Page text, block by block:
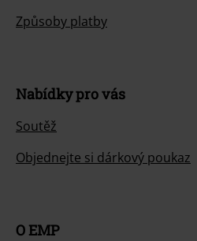
Způsoby platby
Nabídky pro vás
Soutěž
Objednejte si dárkový poukaz
O EMP